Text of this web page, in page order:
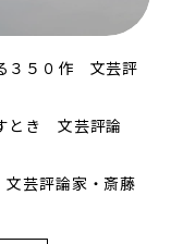
３５０作 文芸評
とき 文芸評論
芸評論家・斎藤